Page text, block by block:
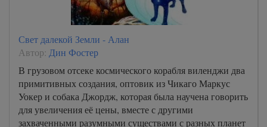
Свет далекой Земли - Алан
Автор: Дин Фостер
В грузовом отсеке космического корабля виленджи два
примитивных создания, оптовик из Чикаго Маркус
Уокер и собака Джордж, которая была научена говорить
для увеличения её цены, вместе с другими
захваченными разумными существами с разных планет